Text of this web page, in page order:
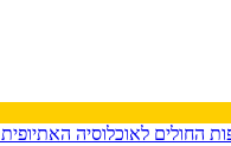
החולים לאוכלוסיה האתיופית